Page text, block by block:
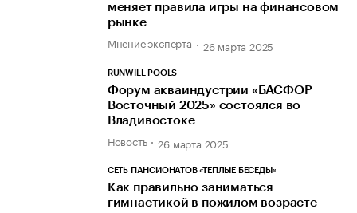
меняет правила игры на финансовом
рынке
Мнение эксперта 26 марта 2025
RUNWILL POOLS
Форум акваиндустрии «БАСФОР
Восточный 2025» состоялся во
Владивостоке
Новость 26 марта 2025
СЕТЬ ПАНСИОНАТОВ «ТЕПЛЫЕ БЕСЕДЫ»
Как правильно заниматься
гимнастикой в пожилом возрасте